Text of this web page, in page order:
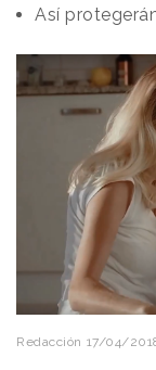
Así
Redacción 17/04/